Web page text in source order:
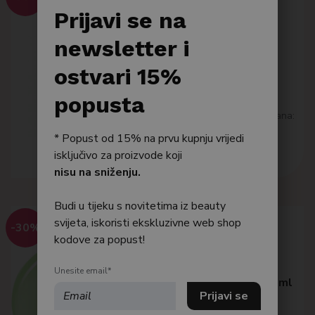
Po tipu kože
Bestseller
Njega tijela
Njega kose
AHA∙BHA∙PHA 30 Days
Miracle Toner
kože sklone aknama i crvenilu
Najniža cijena posljednjih 30 dana:
Dodaj u košaricu
-30%
ANUA
Skin Clarifying Toner 250ml
Umiruje i čisti kožu
Prijavi se na
newsletter i
ostvari 15%
popusta
* Popust od 15% na prvu kupnju vrijedi
isključivo za proizvode koji
nisu na sniženju.
Budi u tijeku s novitetima iz beauty
svijeta, iskoristi ekskluzivne web shop
kodove za popust!
Unesite email*